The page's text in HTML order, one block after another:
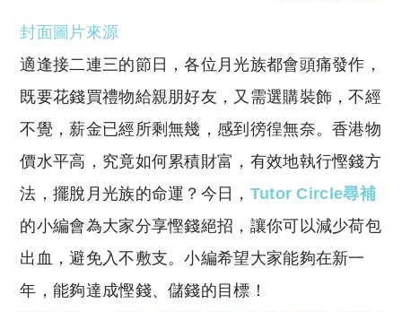
y
Li
n
k
s
A
p
p
封面圖片來源
適逢接二連三的節日，各位月光族都會頭痛發作，
既要花錢買禮物給親朋好友，又需選購裝飾，不經
不覺，薪金已經所剩無幾，感到徬徨無奈。香港物
價水平高，究竟如何累積財富，有效地執行慳錢方
法，擺脫月光族的命運？今日， Tutor Circle尋補
的小編會為大家分享慳錢絕招，讓你可以減少荷包
出血，避免入不敷支。小編希望大家能夠在新一
年，能夠達成慳錢、儲錢的目標！